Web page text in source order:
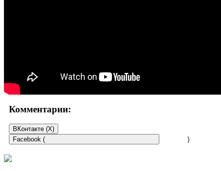
Комментарии:
ВКонтакте (X)
Facebook (
)